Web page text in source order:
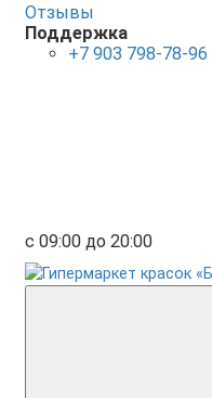
Отзывы
Поддержка
+7 903 798-78-96
с 09:00 до 20:00